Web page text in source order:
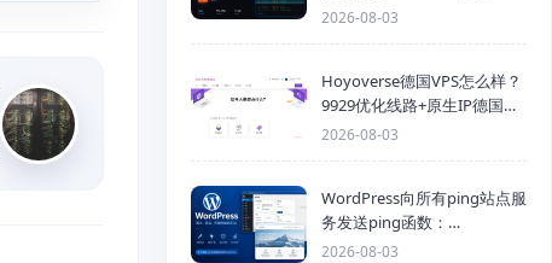
起，4GB内存优惠套餐
2026-08-03
Hoyoverse德国VPS怎么样？
9929优化线路+原生IP德国
KVM VPS推荐
2026-08-03
WordPress向所有ping站点服
务发送ping函数：
generic_ping
2026-08-03